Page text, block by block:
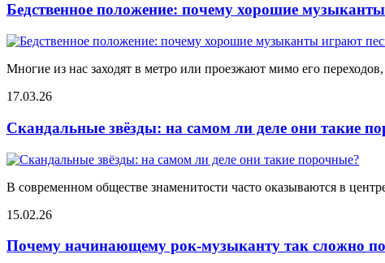
Бедственное положение: почему хорошие
Многие из нас заходят в метро или проезжают мимо его
17.03.26
Скандальные звёзды: на самом ли деле они такие
В современном обществе знаменитости часто оказываются в
15.02.26
Почему начинающему рок-музыканту так сложно